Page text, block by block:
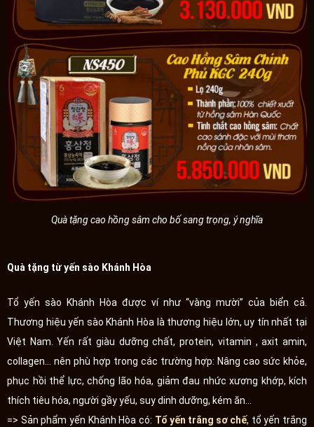
Quà tặng cao hồng sâm cho bố sang trọng, ý nghĩa
Quà tặng từ yến sào Khánh Hòa
Tổ yến sào Khánh Hòa được ví như “vàng mười” của biển cả.
Thương hiệu yến sào Khánh Hòa là thương hiệu lớn, uy tín nhất tại
Việt Nam. Yến rất giàu dưỡng chất, protein, vitamin , axit amin,
collagen... nên phù hợp trong các trường hợp: Nâng cao sức khỏe,
phục hồi thể lực, chống lão hóa, giảm đau nhức xương khớp, kích
thích tiêu hóa, người gầy yếu, suy dinh dưỡng, kém ăn...
=> Sản phẩm yến Khánh Hòa có: Tổ yến trắng sơ chế, tổ yến trắng